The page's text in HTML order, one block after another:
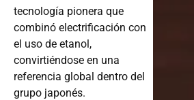
tecnología pionera que
combinó electrificación con
el uso de etanol,
convirtiéndose en una
referencia global dentro del
grupo japonés.